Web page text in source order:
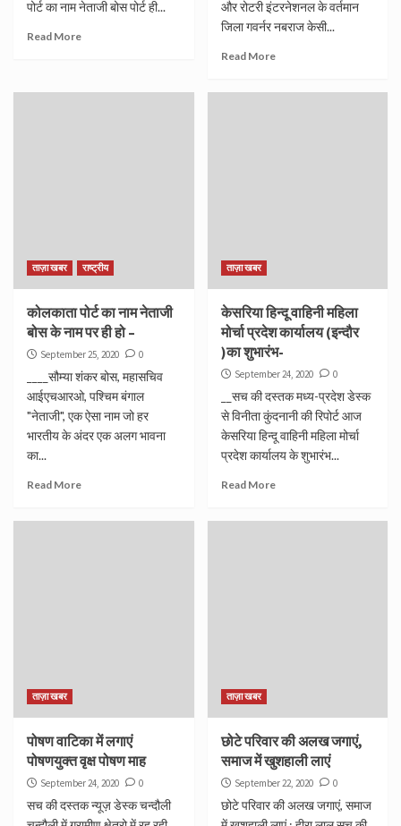
पोर्ट का नाम नेताजी बोस पोर्ट ही...
Read More
और रोटरी इंटरनेशनल के वर्तमान
जिला गवर्नर नबराज केसी...
Read More
ताज़ा खबर राष्ट्रीय
कोलकाता पोर्ट का नाम नेताजी
बोस के नाम पर ही हो –
September 25, 2020 0
____सौम्या शंकर बोस, महासचिव
आईएचआरओ, पश्चिम बंगाल
"नेताजी", एक ऐसा नाम जो हर
भारतीय के अंदर एक अलग भावना
का...
Read More
ताज़ा खबर
केसरिया हिन्दू वाहिनी महिला
मोर्चा प्रदेश कार्यालय (इन्दौर
)का शुभारंभ-
September 24, 2020 0
__सच की दस्तक मध्य-प्रदेश डेस्क
से विनीता कुंदनानी की रिपोर्ट आज
केसरिया हिन्दू वाहिनी महिला मोर्चा
प्रदेश कार्यालय के शुभारंभ...
Read More
ताज़ा खबर
पोषण वाटिका में लगाएं
पोषणयुक्त वृक्ष पोषण माह
September 24, 2020 0
सच की दस्तक न्यूज़ डेस्क चन्दौली
ताज़ा खबर
छोटे परिवार की अलख जगाएं,
समाज में खुशहाली लाएं
September 22, 2020 0
छोटे परिवार की अलख जगाएं, समाज